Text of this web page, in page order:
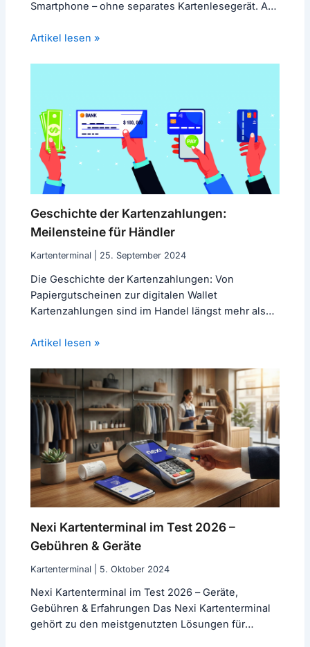
Smartphone – ohne separates Kartenlesegerät. Auf
Artikel lesen »
Geschichte der Kartenzahlungen:
Meilensteine für Händler
Kartenterminal 25. September 2024
Die Geschichte der Kartenzahlungen: Von
Papiergutscheinen zur digitalen Wallet
Kartenzahlungen sind im Handel längst mehr als
Artikel lesen »
Nexi Kartenterminal im Test 2026 –
Gebühren & Geräte
Kartenterminal 5. Oktober 2024
Nexi Kartenterminal im Test 2026 – Geräte,
Gebühren & Erfahrungen Das Nexi Kartenterminal
gehört zu den meistgenutzten Lösungen für